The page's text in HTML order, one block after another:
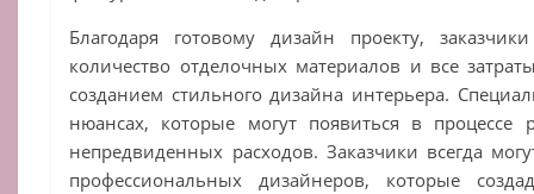
Благодаря готовому дизайн проекту,
количество отделочных материалов и все
созданием стильного дизайна интерьера.
нюансах, которые могут появиться в процессе
непредвиденных расходов. Заказчики всегда
профессиональных дизайнеров, которые